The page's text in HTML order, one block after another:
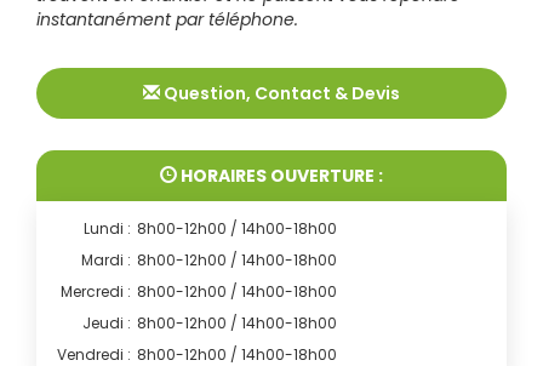
instantanément par téléphone.
Question, Contact & Devis
HORAIRES OUVERTURE :
Lundi : 8h00-12h00 / 14h00-18h00
Mardi : 8h00-12h00 / 14h00-18h00
Mercredi : 8h00-12h00 / 14h00-18h00
Jeudi : 8h00-12h00 / 14h00-18h00
Vendredi : 8h00-12h00 / 14h00-18h00